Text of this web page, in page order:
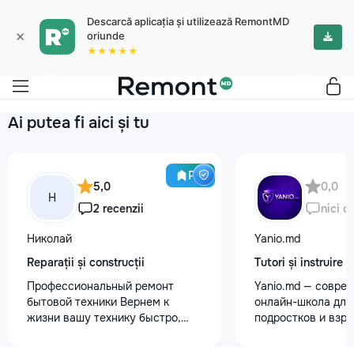
×
Descarcă aplicația și utilizează RemontMD
oriunde
★★★★★
Ai putea fi aici și tu
Pro
Н
5,0
2 recenzii
Николай
Reparații și construcții
Профессиональный ремонт
бытовой техники Вернем к
жизни вашу технику быстро,
0,0
nici o
Yanio.md
Tutori și instruire
Yanio.md —
онлайн-школа для
подростков и